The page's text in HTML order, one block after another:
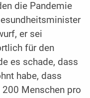
die Pandemie
er sei
für den
es schade, dass
habe, dass
Menschen pro